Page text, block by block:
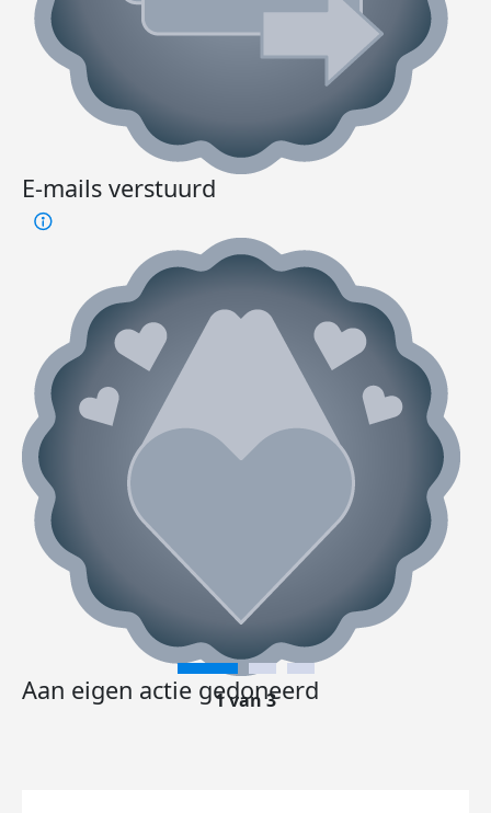
E-mails verstuurd
Aan eigen actie gedoneerd
1 van 3